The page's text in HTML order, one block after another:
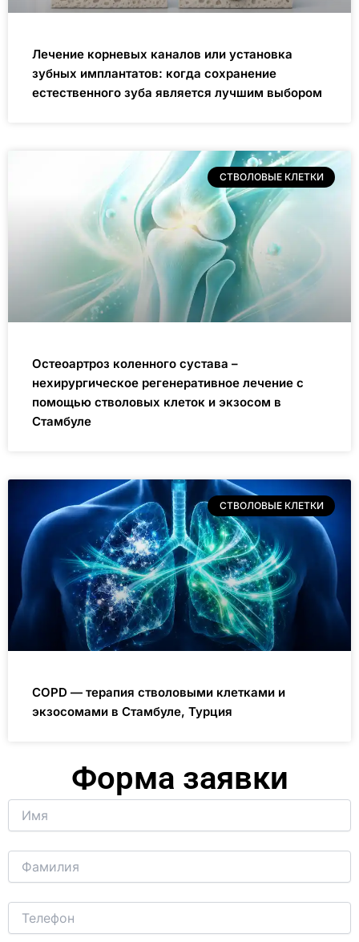
Лечение корневых каналов или установка
зубных имплантатов: когда сохранение
естественного зуба является лучшим выбором
СТВОЛОВЫЕ КЛЕТКИ
Остеоартроз коленного сустава –
нехирургическое регенеративное лечение с
помощью стволовых клеток и экзосом в
Стамбуле
СТВОЛОВЫЕ КЛЕТКИ
COPD — терапия стволовыми клетками и
экзосомами в Стамбуле, Турция
Форма заявки